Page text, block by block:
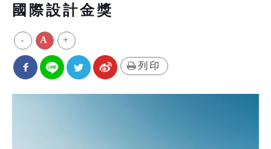
國際設計金獎
- A +
列印